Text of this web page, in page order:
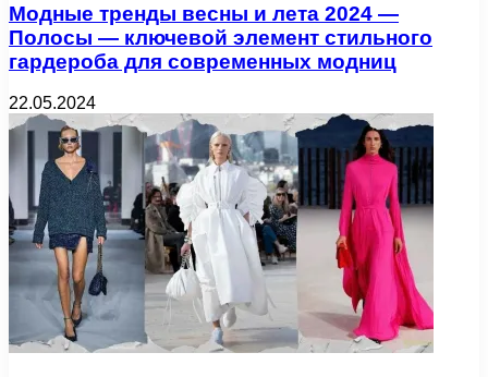
Модные тренды весны и лета 2024 —
Полосы — ключевой элемент стильного
гардероба для современных модниц
22.05.2024